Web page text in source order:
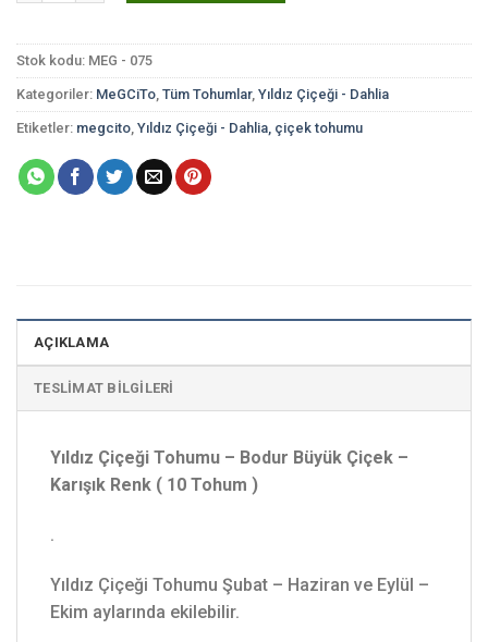
Stok kodu: MEG - 075
Kategoriler: MeGCiTo Tüm Tohumlar, Yıldız Çiçeği - Dahlia
Etiketler: megcito Yıldız Çiçeği - Dahlia, çiçek tohumu
AÇIKLAMA
TESLIMAT BILGILERI
Yıldız Çiçeği Tohumu – Bodur Büyük Çiçek –
Karışık Renk ( 10 Tohum )
.
Yıldız Çiçeği Tohumu Şubat – Haziran ve Eylül –
Ekim aylarında ekilebilir.